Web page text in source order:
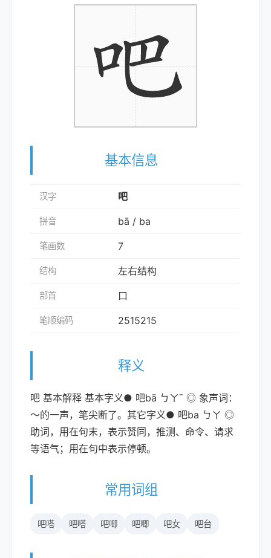
基本信息
汉字 吧
拼音 bā / ba
笔画数 7
结构 左右结构
部首 口
笔顺编码 2515215
释义
吧 基本解释 基本字义● 吧bā ㄅㄚˉ ◎ 象声词：
～的一声，笔尖断了。其它字义● 吧ba ㄅㄚ ◎
助词，用在句末，表示赞同，推测、命令、请求
等语气；用在句中表示停顿。
常用词组
吧嗒 吧嗒 吧唧 吧唧 吧女 吧台